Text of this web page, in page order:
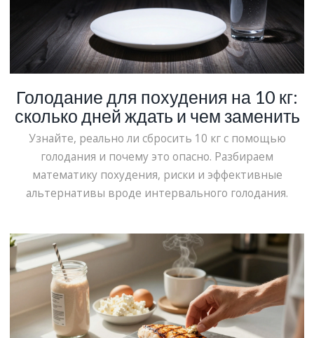
Голодание для похудения на 10 кг:
сколько дней ждать и чем заменить
Узнайте, реально ли сбросить 10 кг с помощью
голодания и почему это опасно. Разбираем
математику похудения, риски и эффективные
альтернативы вроде интервального голодания.